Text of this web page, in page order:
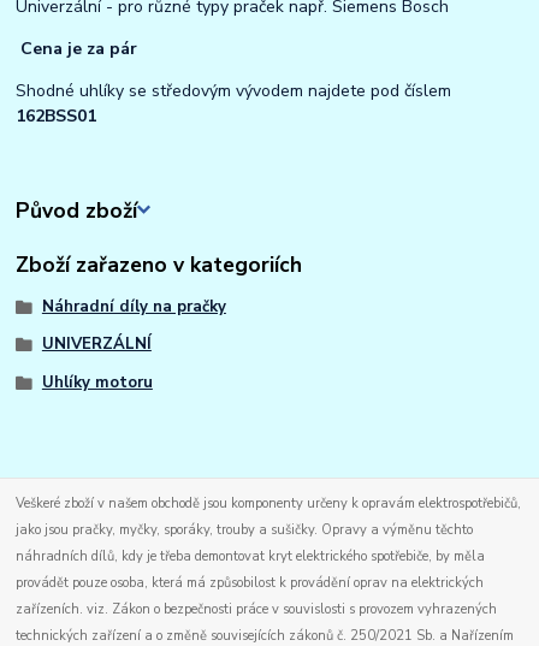
Univerzální - pro různé typy praček např. Siemens Bosch
Cena je za pár
Shodné uhlíky se středovým vývodem najdete pod číslem
162BSS01
Původ zboží
Zboží zařazeno v kategoriích
Náhradní díly na pračky
UNIVERZÁLNÍ
Uhlíky motoru
Veškeré zboží v našem obchodě jsou komponenty určeny k opravám elektrospotřebičů,
jako jsou pračky, myčky, sporáky, trouby a sušičky. Opravy a výměnu těchto
náhradních dílů, kdy je třeba demontovat kryt elektrického spotřebiče, by měla
provádět pouze osoba, která má způsobilost k provádění oprav na elektrických
zařízeních. viz. Zákon o bezpečnosti práce v souvislosti s provozem vyhrazených
technických zařízení a o změně souvisejících zákonů č. 250/2021 Sb. a Nařízením